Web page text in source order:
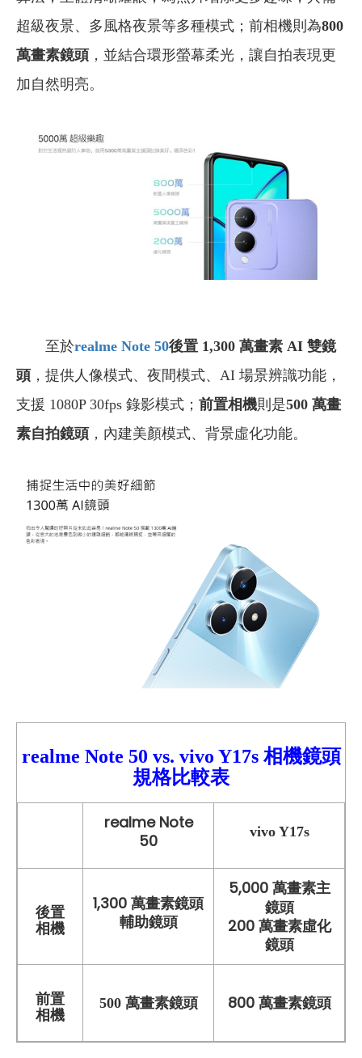
超級夜景、多風格夜景等多種模式；前相機則為800
萬畫素鏡頭，並結合環形螢幕柔光，讓自拍表現更
加自然明亮。
至於realme Note 50後置 1,300 萬畫素 AI 雙鏡
頭，提供人像模式、夜間模式、AI 場景辨識功能，
支援 1080P 30fps 錄影模式； 前置相機則是500 萬畫
素自拍鏡頭，內建美顏模式、背景虛化功能。
realme Note 50 vs. vivo Y17s 相機鏡頭
規格比較表
realme Note
50
vivo Y17s
後置
相機
1,300 萬畫素鏡頭
輔助鏡頭
5,000 萬畫素主
鏡頭
200 萬畫素虛化
鏡頭
前置
相機
500 萬畫素鏡頭 800 萬畫素鏡頭